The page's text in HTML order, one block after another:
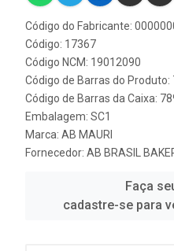
Código do Fabricante:
Código: 17367
Código NCM: 19012090
Código de Barras do
Código de Barras da Caixa:
Embalagem: SC1
Marca: AB MAURI
Fornecedor: AB BRASIL
Faça
cadastre-se para